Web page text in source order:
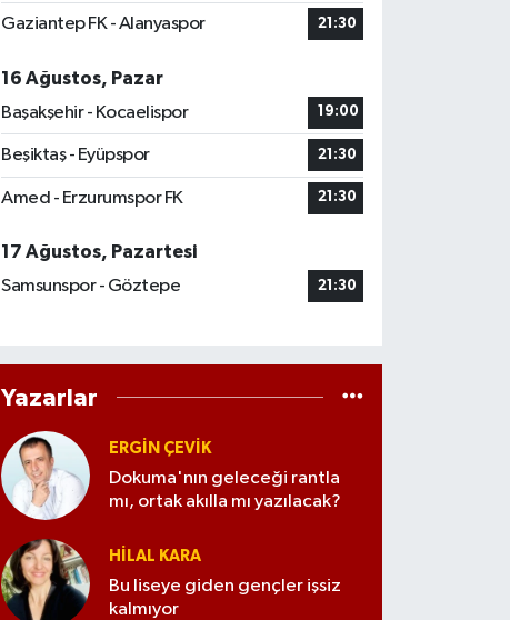
Gaziantep FK - Alanyaspor 21:30
16 Ağustos, Pazar
Başakşehir - Kocaelispor
19:00
Beşiktaş - Eyüpspor 21:30
Amed - Erzurumspor FK 21:30
17 Ağustos, Pazartesi
Samsunspor - Göztepe
21:30
Yazarlar
ERGIN ÇEVİK
Dokuma'nın geleceği rantla
mı, ortak akılla mı yazılacak?
HILAL KARA
Bu liseye giden gençler işsiz
kalmıyor